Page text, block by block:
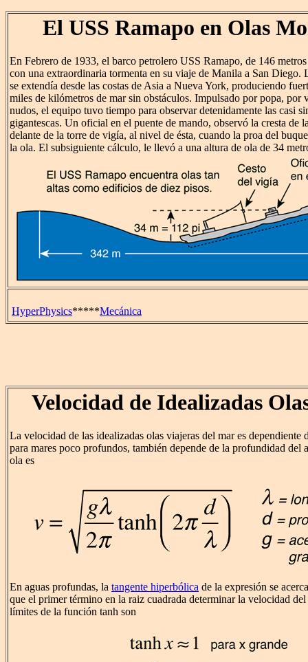
El USS Ramapo en Olas
En Febrero de 1933, el barco petrolero USS Ramapo, de 146
con una extraordinaria tormenta en su viaje de Manila a San Diego.
se extendía desde las costas de Asia a Nueva York, produciendo
miles de kilómetros de mar sin obstáculos. Impulsado por popa, por
nudos, el equipo tuvo tiempo para observar detenidamente las casi
gigantescas. Un oficial en el puente de mando, observó la cresta de
delante de la torre de vigía, al nivel de ésta, cuando la proa del
la ola. El subsiguiente cálculo, le llevó a una altura de ola de 34
HyperPhysics*****Mecánica
Velocidad de Idealizadas
La velocidad de las idealizadas olas viajeras del mar es dependiente
para mares poco profundos, también depende de la profundidad del
ola es
En aguas profundas, la tangente hiperbólica de la expresión se
que el primer término en la raiz cuadrada determinar la velocidad
límites de la función tanh son